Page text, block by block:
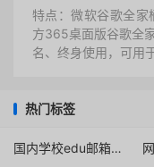
特点：微软谷歌全家
方365桌面版谷歌全
名、终身使用，可用
热门标签
国内学校edu邮箱注册